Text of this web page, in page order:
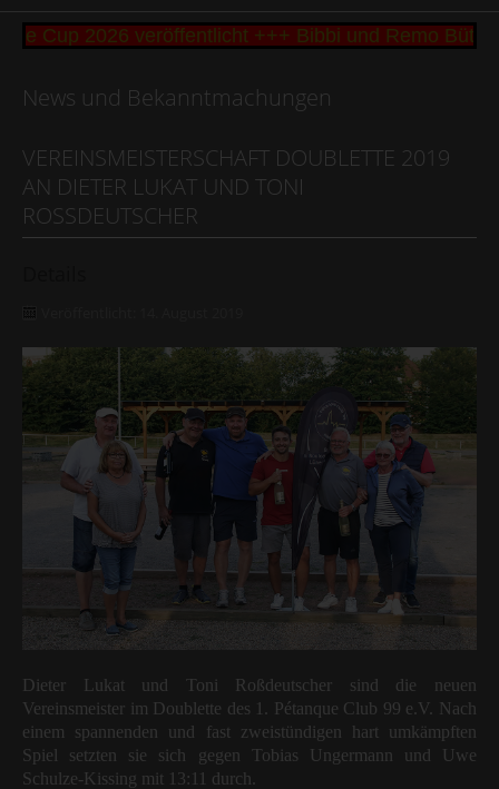
Cup 2026 veröffentlicht +++ Bibbi und Remo
News und Bekanntmachungen
VEREINSMEISTERSCHAFT DOUBLETTE 2019
AN DIETER LUKAT UND TONI
ROSSDEUTSCHER
Dieter Lukat und Toni Roßdeutscher sind die neuen
Vereinsmeister im Doublette des 1. Pétanque Club 99 e.V. Nach
einem spannenden und fast zweistündigen hart umkämpften
Spiel setzten sie sich gegen Tobias Ungermann und Uwe
Schulze-Kissing mit 13:11 durch.